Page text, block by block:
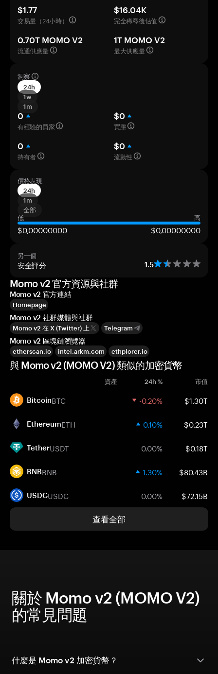
$1.77
交易量（24小時）
$16.04K
完全稀釋後估值
0.70T MOMO V2
流通供應量
1T MOMO V2
最大供應量
洞察
24h
1w
1m
0
有經驗的買家
$0
買壓
0
持有者
$0
流動性
價格表現
24h
1m
全部
低
高
$0,00000000 $0,00000000
另一個
安全評分 1.5
Momo v2 官方資源與社群
Momo v2 官方連結
Homepage
Momo v2 社群媒體與社群
Momo v2 在 X (Twitter) 上 Telegram
Momo v2 區塊鏈瀏覽器
etherscan.io intel.arkm.com ethplorer.io
與 Momo v2 (MOMO V2) 類似的加密貨幣
資產 24h % 市值
BitcoinBTC -0.20% $1.30T
EthereumETH 0.10% $0.23T
TetherUSDT 0.00% $0.18T
BNBBNB 1.30% $80.43B
USDCUSDC 0.00% $72.15B
查看全部
關於 Momo v2 (MOMO V2)
的常見問題
什麼是 Momo v2 加密貨幣？